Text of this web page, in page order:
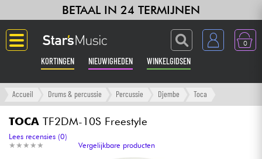
BETAAL IN 24 TERMIJNEN
0
KORTINGEN NIEUWIGHEDEN WINKELGIDSEN
Langue
Gitaar & Bas
Versterker & Effecten
Accueil Drums & percussie Percussie Djembe Toca
TOCA TF2DM-10S Freestyle
★ ★ ★ ★ ★
★ ★ ★ ★ ★
Lees recensies (0)
Vergelijkbare producten